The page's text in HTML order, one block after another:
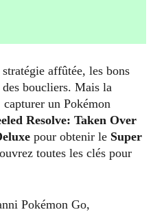
affûtée, les bons
boucliers. Mais la
un Pokémon
Resolve: Taken Over
pour obtenir le Super
toutes les clés pour
Pokémon Go,